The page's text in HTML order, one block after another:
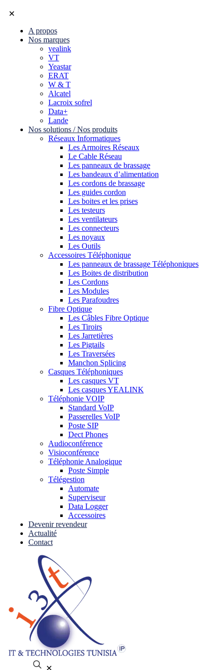
✕
A propos
Nos marques
yealink
VT
Yeastar
ERAT
W & T
Alcatel
Lacroix sofrel
Data+
Lande
Nos solutions / Nos produits
Réseaux Informatiques
Les Armoires Réseaux
Le Cable Réseau
Les panneaux de brassage
Les bandeaux d’alimentation
Les cordons de brassage
Les guides cordon
Les boites et les prises
Les testeurs
Les ventilateurs
Les connecteurs
Les noyaux
Les Outils
Accessoires Téléphonique
Les panneaux de brassage Téléphoniques
Les Boites de distribution
Les Cordons
Les Modules
Les Parafoudres
Fibre Optique
Les Câbles Fibre Optique
Les Tiroirs
Les Jarretières
Les Pigtails
Les Traversées
Manchon Splicing
Casques Téléphoniques
Les casques VT
Les casques YEALINK
Téléphonie VOIP
Standard VoIP
Passerelles VoIP
Poste SIP
Dect Phones
Audioconférence
Visioconférence
Téléphonie Analogique
Poste Simple
Télégestion
Automate
Superviseur
Data Logger
Accessoires
Devenir revendeur
Actualité
Contact
✕